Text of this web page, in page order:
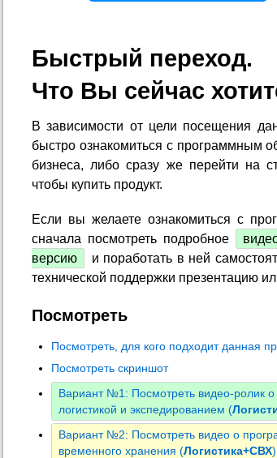
Быстрый переход.
Что Вы сейчас
В зависимости от цели посещения
быстро ознакомиться с программным
бизнеса, либо сразу же перейти на
чтобы купить продукт.
Если вы желаете ознакомиться с
сначала посмотреть подробное
версию
и поработать в ней
технической поддержки презентацию
Посмотреть
Посмотреть, для кого подходит данная
Посмотреть скриншот
Вариант №1: Посмотреть видео-ролик
логистикой и экспедированием (
Вариант №2: Посмотреть видео о
временного хранения (Логистика+СВХ)